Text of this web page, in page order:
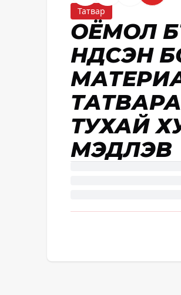
Татвар
ОЁМОЛ
ҮНДСЭН
ТУХАЙ
МЭДҮҮЛЭВ